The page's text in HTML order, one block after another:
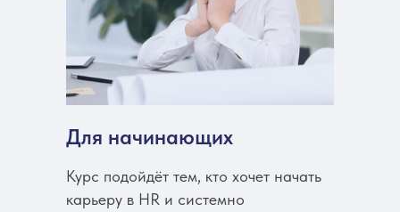
Для начинающих
Курс подойдёт тем, кто хочет начать
карьеру в HR и системно